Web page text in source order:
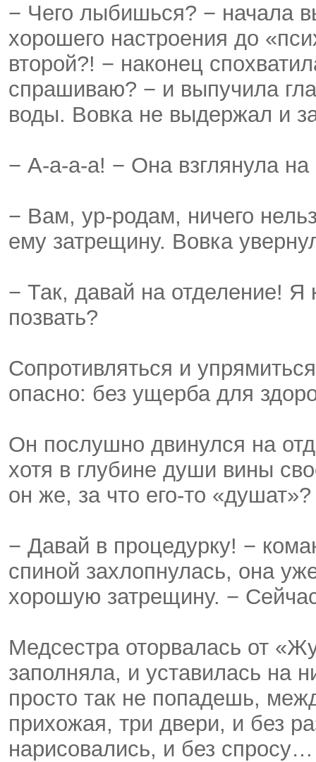
− Чего лыбишься? − начала
хорошего настроения до
второй?! − наконец
спрашиваю? − и выпучила
воды. Вовка не выдержал и
− А-а-а-а! − Она взглянула
− Вам, ур-родам, ничего
ему затрещину. Вовка
− Так, давай на отделение!
позвать?
Сопротивляться и
опасно: без ущерба для
Он послушно двинулся на
хотя в глубине души вины
он же, за что его-то «душат»?
− Давай в процедурку! −
спиной захлопнулась, она
хорошую затрещину. −
Медсестра оторвалась от
заполняла, и уставилась на
просто так не попадешь,
прихожая, три двери, и без
нарисовались, и без спросу…